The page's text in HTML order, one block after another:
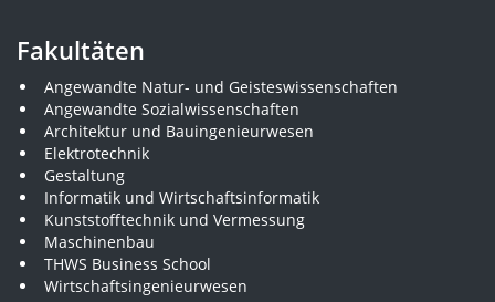
Fakultäten
Angewandte Natur- und Geisteswissenschaften
Angewandte Sozialwissenschaften
Architektur und Bauingenieurwesen
Elektrotechnik
Gestaltung
Informatik und Wirtschaftsinformatik
Kunststofftechnik und Vermessung
Maschinenbau
THWS Business School
Wirtschaftsingenieurwesen